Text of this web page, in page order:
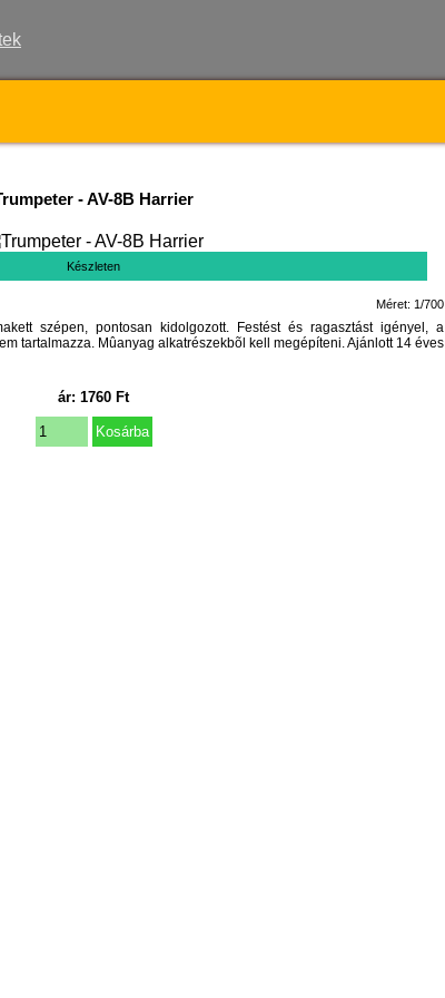
-AV-8B Harrier
Készleten
Méret: 1/700
szépen, pontosan kidolgozott. Festést és ragasztást igényel, a
tartalmazza. Mûanyag alkatrészekbõl kell megépíteni. Ajánlott 14 éves
ár:1760 Ft